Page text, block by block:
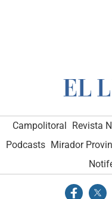
Campolitoral Revista
Podcasts Mirador